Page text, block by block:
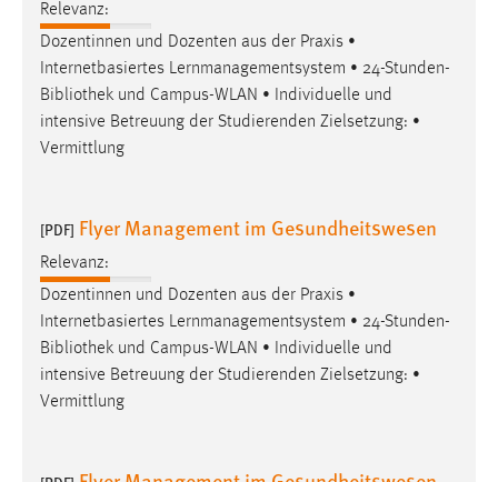
Relevanz:
Dozentinnen und Dozenten aus der Praxis •
Internetbasiertes Lernmanagementsystem • 24-Stunden-
Bibliothek und Campus-WLAN • Individuelle und
intensive Betreuung der Studierenden Zielsetzung: •
Vermittlung
[PDF] Flyer Management im Gesundheitswesen
Relevanz:
Dozentinnen und Dozenten aus der Praxis •
Internetbasiertes Lernmanagementsystem • 24-Stunden-
Bibliothek und Campus-WLAN • Individuelle und
intensive Betreuung der Studierenden Zielsetzung: •
Vermittlung
Zweck:
Cookie Laufzeit:
3 Monate
Name:
Anbieter:
Facebook
Conversion-Tracking